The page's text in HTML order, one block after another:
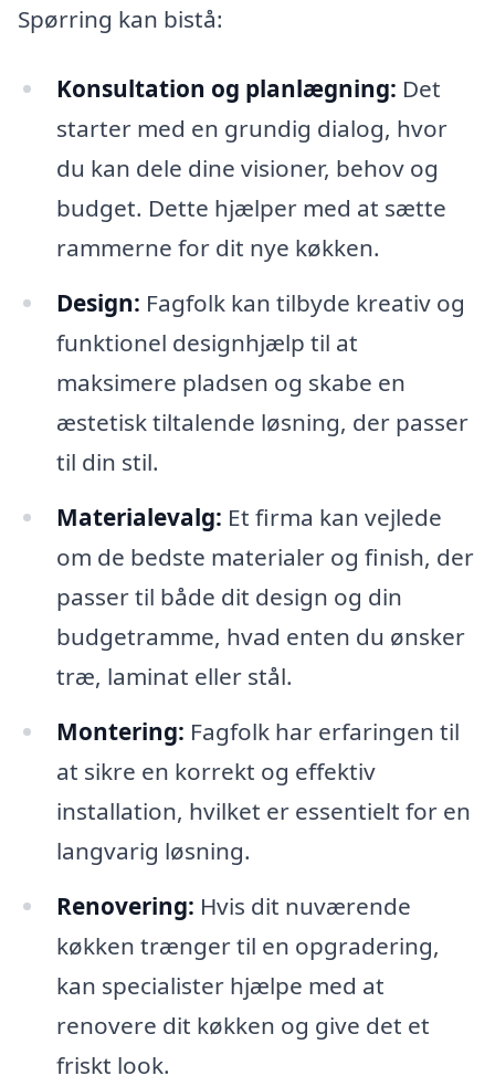
Spørring kan bistå:
Konsultation og planlægning: Det
starter med en grundig dialog, hvor
du kan dele dine visioner, behov og
budget. Dette hjælper med at sætte
rammerne for dit nye køkken.
Design: Fagfolk kan tilbyde kreativ og
funktionel designhjælp til at
maksimere pladsen og skabe en
æstetisk tiltalende løsning, der passer
til din stil.
Materialevalg: Et firma kan vejlede
om de bedste materialer og finish, der
passer til både dit design og din
budgetramme, hvad enten du ønsker
træ, laminat eller stål.
Montering: Fagfolk har erfaringen til
at sikre en korrekt og effektiv
installation, hvilket er essentielt for en
langvarig løsning.
Renovering: Hvis dit nuværende
køkken trænger til en opgradering,
kan specialister hjælpe med at
renovere dit køkken og give det et
friskt look.